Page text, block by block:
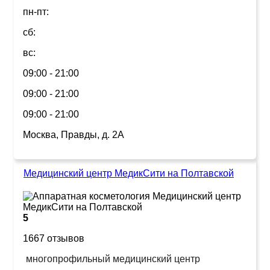
пн-пт:
сб:
вс:
09:00 - 21:00
09:00 - 21:00
09:00 - 21:00
Москва, Правды, д. 2А
Медицинский центр МедикСити на Полтавской
5
1667 отзывов
многопрофильный медицинский центр